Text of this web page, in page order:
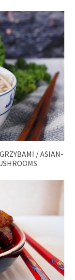
/ ASIAN-